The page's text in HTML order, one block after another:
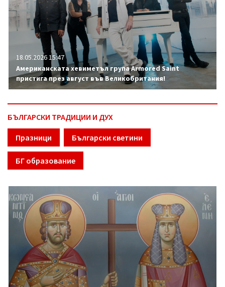
18.05.2026 15:47
Американската хевиметъл група Armored Saint
пристига през август във Великобритания!
БЪЛГАРСКИ ТРАДИЦИИ И ДУХ
Празници Български светини
БГ образование